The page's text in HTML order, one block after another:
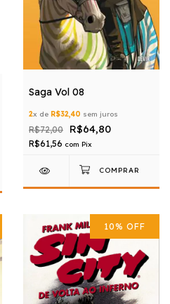
Saga Vol 08
2x de R$32,40 sem juros
R$72,00 R$64,80
R$61,56 com Pix
10% OFF